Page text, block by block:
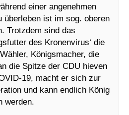
einer angenehmen
überleben ist im sog. oberen
Trotzdem sind das
des Kronenvirus‘ die
Königsmacher, die
die Spitze der CDU hieven
19, macht er sich zur
und kann endlich König
werden.